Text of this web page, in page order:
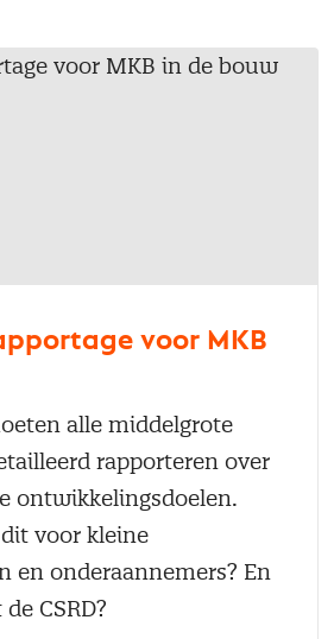
voor MKB
alle middelgrote
rapporteren over
ontwikkelingsdoelen.
voor kleine
en onderaannemers? En
CSRD?